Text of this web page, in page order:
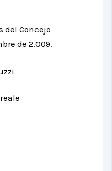
del Concejo
de 2.009.